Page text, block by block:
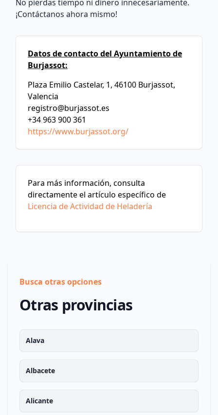
No pierdas tiempo ni dinero innecesariamente.
¡Contáctanos ahora mismo!
Datos de contacto del Ayuntamiento de
Burjassot:
Plaza Emilio Castelar, 1, 46100 Burjassot,
Valencia
registro@burjassot.es
+34 963 900 361
https://www.burjassot.org/
Para más información, consulta
directamente el artículo específico de
Licencia de Actividad de Heladería
Busca otras opciones
Otras provincias
Alava
Albacete
Alicante